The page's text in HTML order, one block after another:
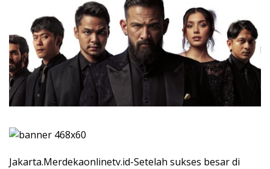
Jakarta.Merdekaonlinetv.id-Setelah sukses besar di